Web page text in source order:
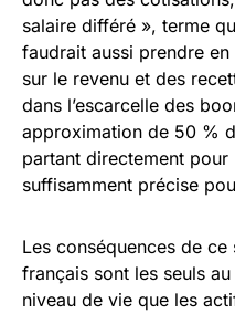
salaire différé », terme
faudrait aussi prendre
sur le revenu et des
dans l’escarcelle des
approximation de 50 %
partant directement pour
suffisamment précise
Les conséquences de
français sont les seuls
niveau de vie que les